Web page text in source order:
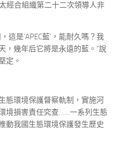
經合組織第二十二次領導人非
這是‘APEC藍’，能耐久嗎？我
，幾年后它將是永遠的藍。”說
定。
態環境保護督察軌制，實施河
境損害責任究查……一系列生態
動我國生態環境保護發生歷史